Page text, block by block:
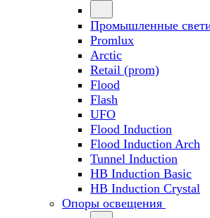
Промышленные
Promlux
Arctic
Retail (prom)
Flood
Flash
UFO
Flood Induction
Flood Induction Arch
Tunnel Induction
HB Induction Basic
HB Induction Crystal
Опоры освещения